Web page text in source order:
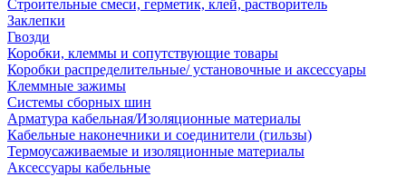
Строительные смеси, герметик, клей, растворитель
Заклепки
Гвозди
Коробки, клеммы и сопутствующие товары
Коробки распределительные/ установочные и аксессуары
Клеммные зажимы
Системы сборных шин
Арматура кабельная/Изоляционные материалы
Кабельные наконечники и соединители (гильзы)
Термоусаживаемые и изоляционные материалы
Аксессуары кабельные